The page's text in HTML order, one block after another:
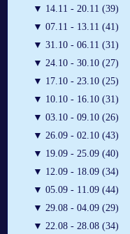
▼ 14.11 - 20.11 (39)
▼ 07.11 - 13.11 (41)
▼ 31.10 - 06.11 (31)
▼ 24.10 - 30.10 (27)
▼ 17.10 - 23.10 (25)
▼ 10.10 - 16.10 (31)
▼ 03.10 - 09.10 (26)
▼ 26.09 - 02.10 (43)
▼ 19.09 - 25.09 (40)
▼ 12.09 - 18.09 (34)
▼ 05.09 - 11.09 (44)
▼ 29.08 - 04.09 (29)
▼ 22.08 - 28.08 (34)